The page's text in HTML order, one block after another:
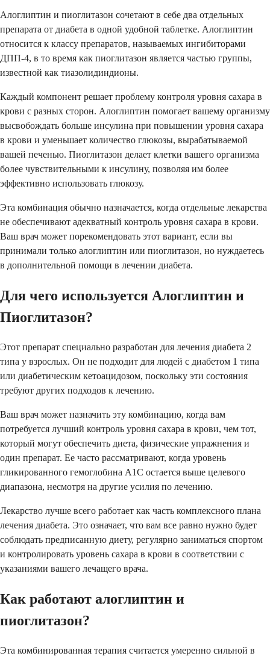
Алоглиптин и пиоглитазон сочетают в себе два отдельных
препарата от диабета в одной удобной таблетке. Алоглиптин
относится к классу препаратов, называемых ингибиторами
ДПП-4, в то время как пиоглитазон является частью группы,
известной как тиазолидиндионы.
Каждый компонент решает проблему контроля уровня сахара в
крови с разных сторон. Алоглиптин помогает вашему организму
высвобождать больше инсулина при повышении уровня сахара
в крови и уменьшает количество глюкозы, вырабатываемой
вашей печенью. Пиоглитазон делает клетки вашего организма
более чувствительными к инсулину, позволяя им более
эффективно использовать глюкозу.
Эта комбинация обычно назначается, когда отдельные лекарства
не обеспечивают адекватный контроль уровня сахара в крови.
Ваш врач может порекомендовать этот вариант, если вы
принимали только алоглиптин или пиоглитазон, но нуждаетесь
в дополнительной помощи в лечении диабета.
Для чего используется Алоглиптин и
Пиоглитазон?
Этот препарат специально разработан для лечения диабета 2
типа у взрослых. Он не подходит для людей с диабетом 1 типа
или диабетическим кетоацидозом, поскольку эти состояния
требуют других подходов к лечению.
Ваш врач может назначить эту комбинацию, когда вам
потребуется лучший контроль уровня сахара в крови, чем тот,
который могут обеспечить диета, физические упражнения и
один препарат. Ее часто рассматривают, когда уровень
гликированного гемоглобина A1C остается выше целевого
диапазона, несмотря на другие усилия по лечению.
Лекарство лучше всего работает как часть комплексного плана
лечения диабета. Это означает, что вам все равно нужно будет
соблюдать предписанную диету, регулярно заниматься спортом
и контролировать уровень сахара в крови в соответствии с
указаниями вашего лечащего врача.
Как работают алоглиптин и
пиоглитазон?
Эта комбинированная терапия считается умеренно сильной в